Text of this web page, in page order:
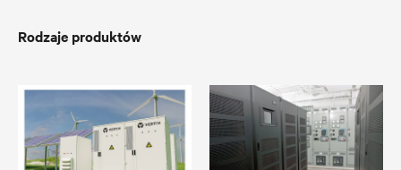
Rodzaje produktów